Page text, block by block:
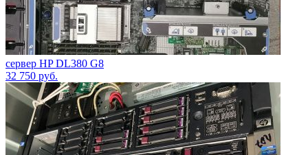
сервер HP DL380 G8
32 750 руб.